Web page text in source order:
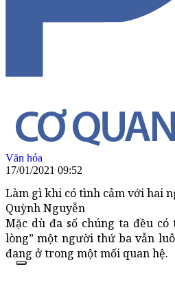
Văn hóa
17/01/2021 09:52
Làm gì khi có tình cảm với hai
Quỳnh Nguyễn
Mặc dù đa số chúng ta đều
lòng” một người thứ ba vẫn
đang ở trong một mối quan hệ.